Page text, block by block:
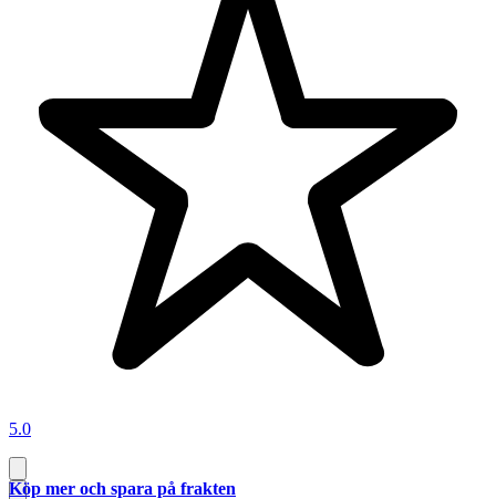
5.0
Köp mer och spara på frakten